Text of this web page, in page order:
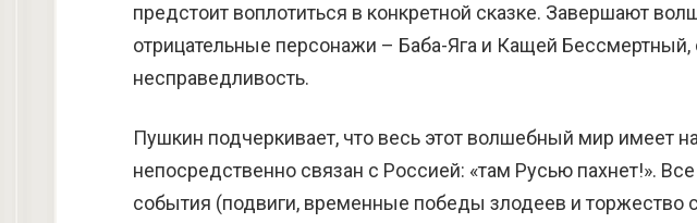
предстоит воплотиться в конкретной сказке. Завершают
отрицательные персонажи – Баба-Яга и Кащей
несправедливость.
Пушкин подчеркивает, что весь этот волшебный мир имеет
непосредственно связан с Россией: «там Русью пахнет!».
события (подвиги, временные победы злодеев и торжество